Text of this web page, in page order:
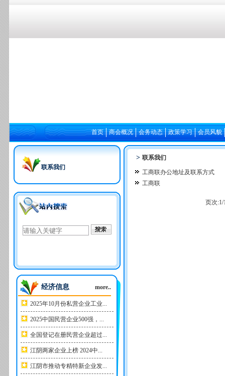
首页 商会概况 会务动态 政策学习 会员风貌
联系我们
经济信息 more..
2025年10月份私营企业工业...
2025中国民营企业500强，...
全国登记在册民营企业超过...
江阴两家企业上榜 2024中...
江阴市推动专精特新企业发...
> 联系我们
工商联办公地址及联系方式
工商联
页次:1/